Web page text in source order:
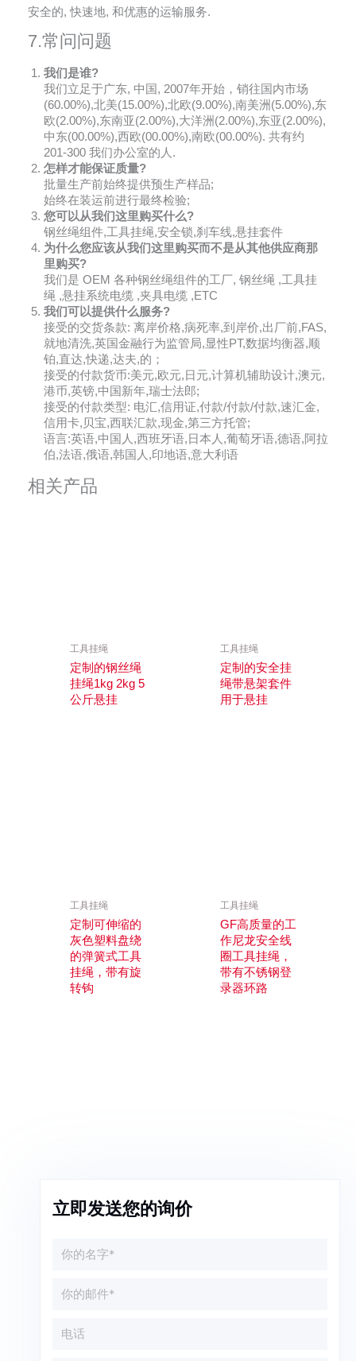
安全的, 快速地, 和优惠的运输服务.
7.常问问题
我们是谁?
我们立足于广东, 中国, 2007年开始，销往国内市场
(60.00%),北美(15.00%),北欧(9.00%),南美洲(5.00%),东
欧(2.00%),东南亚(2.00%),大洋洲(2.00%),东亚(2.00%),
中东(00.00%),西欧(00.00%),南欧(00.00%). 共有约
201-300 我们办公室的人.
怎样才能保证质量?
批量生产前始终提供预生产样品;
始终在装运前进行最终检验;
您可以从我们这里购买什么?
钢丝绳组件,工具挂绳,安全锁,刹车线,悬挂套件
为什么您应该从我们这里购买而不是从其他供应商那
里购买?
我们是 OEM 各种钢丝绳组件的工厂, 钢丝绳 ,工具挂
绳 ,悬挂系统电缆 ,夹具电缆 ,ETC
我们可以提供什么服务?
接受的交货条款: 离岸价格,病死率,到岸价,出厂前,FAS,
就地清洗,英国金融行为监管局,显性PT,数据均衡器,顺
铂,直达,快递,达夫,的；
接受的付款货币:美元,欧元,日元,计算机辅助设计,澳元,
港币,英镑,中国新年,瑞士法郎;
接受的付款类型: 电汇,信用证,付款/付款/付款,速汇金,
信用卡,贝宝,西联汇款,现金,第三方托管;
语言:英语,中国人,西班牙语,日本人,葡萄牙语,德语,阿拉
伯,法语,俄语,韩国人,印地语,意大利语
相关产品
工具挂绳
定制的钢丝绳
挂绳1kg 2kg 5
公斤悬挂
工具挂绳
定制的安全挂
绳带悬架套件
用于悬挂
工具挂绳
定制可伸缩的
灰色塑料盘绕
的弹簧式工具
挂绳，带有旋
转钩
工具挂绳
GF高质量的工
作尼龙安全线
圈工具挂绳，
带有不锈钢登
录器环路
立即发送您的询价